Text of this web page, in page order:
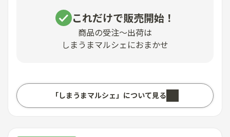
これだけで販売開始！
商品の受注〜出荷は
しまうまマルシェにおまかせ
「しまうまマルシェ」について見る